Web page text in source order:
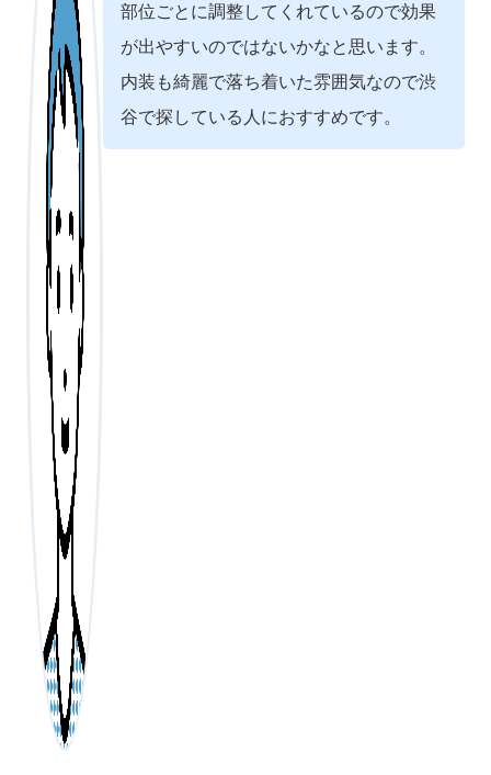
部位ごとに調整してくれているので効果
が出やすいのではないかなと思います。
内装も綺麗で落ち着いた雰囲気なので渋
谷で探している人におすすめです。